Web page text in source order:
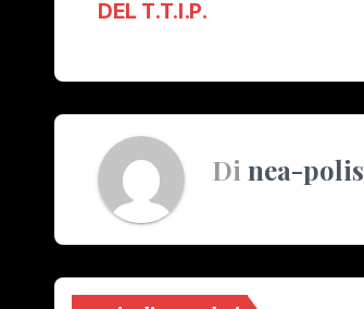
articoli
DEL T.T.I.P.
Di nea-polis